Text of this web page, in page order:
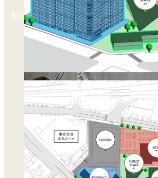
賑わいと憩いを享受するこれまでにない都
へ。